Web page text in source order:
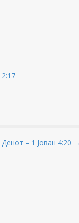
Денот – 1 Јован 4:20 →